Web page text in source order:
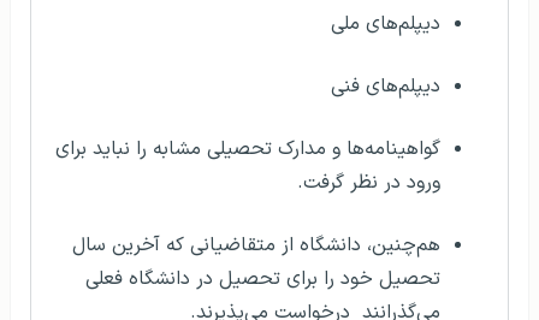
دیپلم‌های ملی
دیپلم‌های فنی
گواهینامه‌ها و مدارک تحصیلی مشابه را نباید برای
ورود در نظر گرفت.
هم‌چنین، دانشگاه از متقاضیانی که آخرین سال
تحصیل خود را برای تحصیل در دانشگاه فعلی
می‌گذرانند درخواست می‌پذیرند.